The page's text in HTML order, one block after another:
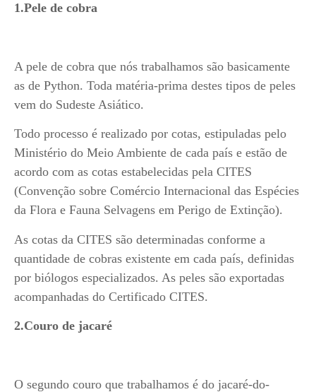
1.Pele de cobra
A pele de cobra que nós trabalhamos são basicamente
as de Python. Toda matéria-prima destes tipos de peles
vem do Sudeste Asiático.
Todo processo é realizado por cotas, estipuladas pelo
Ministério do Meio Ambiente de cada país e estão de
acordo com as cotas estabelecidas pela CITES
(Convenção sobre Comércio Internacional das Espécies
da Flora e Fauna Selvagens em Perigo de Extinção).
As cotas da CITES são determinadas conforme a
quantidade de cobras existente em cada país, definidas
por biólogos especializados. As peles são exportadas
acompanhadas do Certificado CITES.
2.Couro de jacaré
O segundo couro que trabalhamos é do jacaré-do-